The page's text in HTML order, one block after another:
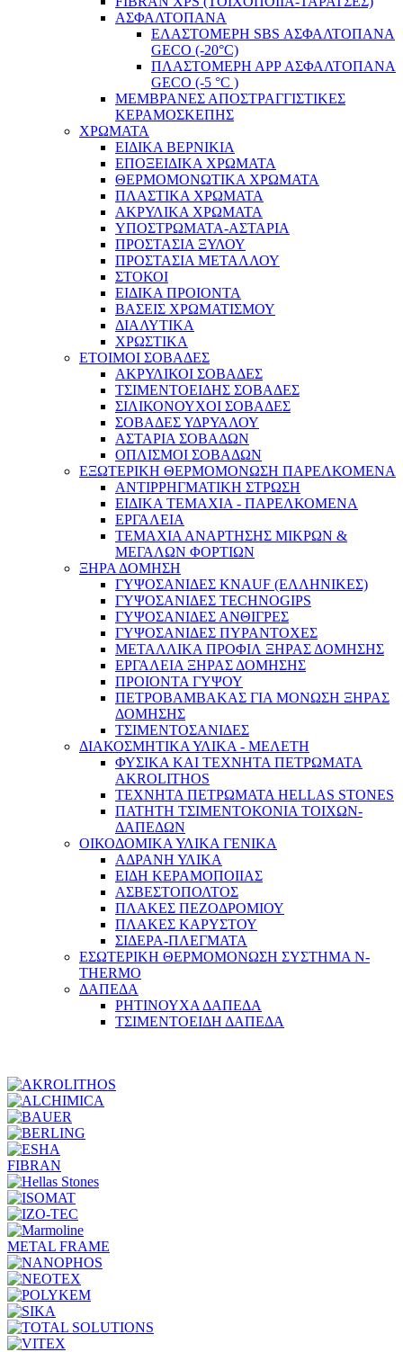
ΑΣΦΑΛΤΟΠΑΝΑ
ΕΛΑΣΤΟΜΕΡΗ SBS ΑΣΦΑΛΤΟΠΑΝΑ
GECO (-20°C)
ΠΛΑΣΤΟΜΕΡΗ ΑPP ΑΣΦΑΛΤΟΠΑΝΑ
GECO (-5 °C )
ΜΕΜΒΡΑΝΕΣ ΑΠΟΣΤΡΑΓΓΙΣΤΙΚΕΣ
ΚΕΡΑΜΟΣΚΕΠΗΣ
ΧΡΩΜΑΤΑ
EIΔΙΚA ΒΕΡΝΙΚΙΑ
ΕΠΟΞΕΙΔΙΚΑ ΧΡΩΜΑΤΑ
ΘΕΡΜΟΜΟΝΩΤΙΚΑ ΧΡΩΜΑΤΑ
ΠΛΑΣΤΙΚΑ ΧΡΩΜΑΤΑ
ΑΚΡΥΛΙΚΑ ΧΡΩΜΑΤΑ
ΥΠΟΣΤΡΩΜΑΤΑ-ΑΣΤΑΡΙΑ
ΠΡΟΣΤΑΣΙΑ ΞΥΛΟΥ
ΠΡΟΣΤΑΣΙΑ ΜΕΤΑΛΛΟΥ
ΣΤΟΚΟΙ
ΕΙΔΙΚΑ ΠΡΟΙΟΝΤΑ
ΒΑΣΕΙΣ ΧΡΩΜΑΤΙΣΜΟΥ
ΔΙΑΛΥΤΙΚΑ
ΧΡΩΣΤΙΚΑ
ΕΤΟΙΜΟΙ ΣΟΒΑΔΕΣ
ΑΚΡΥΛΙΚΟΙ ΣΟΒΑΔΕΣ
ΤΣΙΜΕΝΤΟΕΙΔΗΣ ΣΟΒΑΔΕΣ
ΣΙΛΙΚΟΝΟΥΧΟΙ ΣΟΒΑΔΕΣ
ΣΟΒΑΔΕΣ ΥΔΡΥΑΛΟΥ
ΑΣΤΑΡΙΑ ΣΟΒΑΔΩΝ
ΟΠΛΙΣΜΟΙ ΣΟΒΑΔΩΝ
ΕΞΩΤΕΡΙΚΗ ΘΕΡΜΟΜΟΝΩΣΗ ΠΑΡΕΛΚΟΜΕΝΑ
ΑΝΤΙΡΡΗΓΜΑΤΙΚΗ ΣΤΡΩΣΗ
ΕΙΔΙΚΑ ΤΕΜΑΧΙΑ - ΠΑΡΕΛΚΟΜΕΝΑ
ΕΡΓΑΛΕΙΑ
ΤΕΜΑΧΙΑ ΑΝΑΡΤΗΣΗΣ ΜΙΚΡΩΝ &
ΜΕΓΑΛΩΝ ΦΟΡΤΙΩΝ
ΞΗΡΑ ΔΟΜΗΣΗ
ΓΥΨΟΣΑΝΙΔΕΣ KNAUF (ΕΛΛΗΝΙΚΕΣ)
ΓΥΨΟΣΑΝΙΔΕΣ TECHNOGIPS
ΓΥΨΟΣΑΝΙΔΕΣ ΑΝΘΙΓΡΕΣ
ΓΥΨΟΣΑΝΙΔΕΣ ΠΥΡΑΝΤΟΧΕΣ
ΜΕΤΑΛΛΙΚΑ ΠΡΟΦΙΛ ΞΗΡΑΣ ΔΟΜΗΣΗΣ
ΕΡΓΑΛΕΙΑ ΞΗΡΑΣ ΔΟΜΗΣΗΣ
ΠΡΟΙΟΝΤΑ ΓΥΨΟΥ
ΠΕΤΡΟΒΑΜΒΑΚΑΣ ΓΙΑ ΜΟΝΩΣΗ ΞΗΡΑΣ
ΔΟΜΗΣΗΣ
ΤΣΙΜΕΝΤΟΣΑΝΙΔΕΣ
ΔΙΑΚΟΣΜΗΤΙΚΑ ΥΛΙΚΑ - ΜΕΛΕΤΗ
ΦΥΣΙΚΑ ΚΑΙ ΤΕΧΝΗΤΑ ΠΕΤΡΩΜΑΤΑ
AKROLITHOS
ΤΕΧΝΗΤΑ ΠΕΤΡΩΜΑΤΑ HELLAS STONES
ΠΑΤΗΤΗ ΤΣΙΜΕΝΤΟΚΟΝΙΑ ΤΟΙΧΩΝ-
ΔΑΠΕΔΩΝ
ΟΙΚΟΔΟΜΙΚΑ ΥΛΙΚΑ ΓΕΝΙΚΑ
ΑΔΡΑΝΗ ΥΛΙΚΑ
ΕΙΔΗ ΚΕΡΑΜΟΠΟΙΙΑΣ
ΑΣΒΕΣΤΟΠΟΛΤΟΣ
ΠΛΑΚΕΣ ΠΕΖΟΔΡΟΜΙΟΥ
ΠΛΑΚΕΣ ΚΑΡΥΣΤΟΥ
ΣΙΔΕΡΑ-ΠΛΕΓΜΑΤΑ
ΕΣΩΤΕΡΙΚΗ ΘΕΡΜΟΜΟΝΩΣΗ ΣΥΣΤΗΜΑ N-
THERMO
ΔΑΠΕΔΑ
ΡΗΤΙΝΟΥΧΑ ΔΑΠΕΔΑ
ΤΣΙΜΕΝΤΟΕΙΔΗ ΔΑΠΕΔΑ
FIBRAN
METAL FRAME